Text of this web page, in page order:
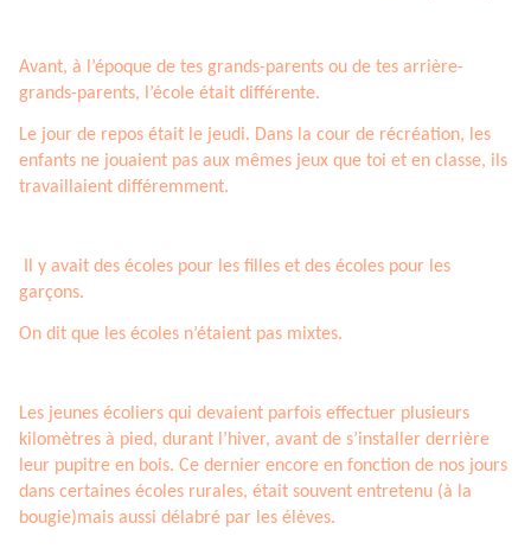
Avant, à l’époque de tes grands-parents ou de tes arrière-
grands-parents, l’école était différente.
Le jour de repos était le jeudi. Dans la cour de récréation, les
enfants ne jouaient pas aux mêmes jeux que toi et en classe, ils
travaillaient différemment.
Il y avait des écoles pour les filles et des écoles pour les
garçons.
On dit que les écoles n’étaient pas mixtes.
Les jeunes écoliers qui devaient parfois effectuer plusieurs
kilomètres à pied, durant l’hiver, avant de s’installer derrière
leur pupitre en bois. Ce dernier encore en fonction de nos jours
dans certaines écoles rurales, était souvent entretenu (à la
bougie)mais aussi délabré par les élèves.